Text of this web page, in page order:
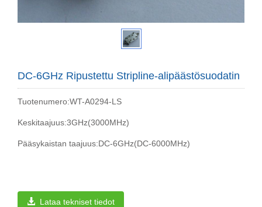
DC-6GHz Ripustettu Stripline-alipäästösuodatin
Tuotenumero:WT-A0294-LS
Keskitaajuus:3GHz(3000MHz)
Pääsykaistan taajuus:DC-6GHz(DC-6000MHz)
Lataa tekniset tiedot